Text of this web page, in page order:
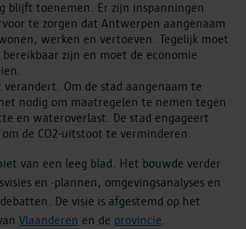
blijft toenemen. Er zijn inspanningen
te zorgen dat Antwerpen aangenaam
werken en vertoeven. Tegelijk moet
bereikbaar zijn en moet de economie
verandert. Om de stad aangenaam te
nodig om maatregelen te nemen tegen
en wateroverlast. De stad engageert
de CO2-uitstoot te verminderen.
van een leeg blad. Het bouwde verder
en -plannen, omgevingsanalyses en
De visie is afgestemd op het
Vlaanderen en de provincie.